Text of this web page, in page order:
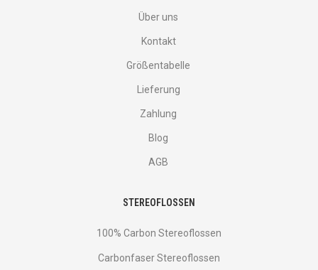
Über uns
Kontakt
Größentabelle
Lieferung
Zahlung
Blog
AGB
STEREOFLOSSEN
100% Carbon Stereoflossen
Carbonfaser Stereoflossen